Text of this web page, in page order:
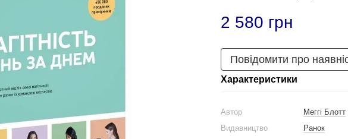
2 580 грн
Повідомити про
Характеристики
Автор
Меггі Блотт
Видавництво
Ранок